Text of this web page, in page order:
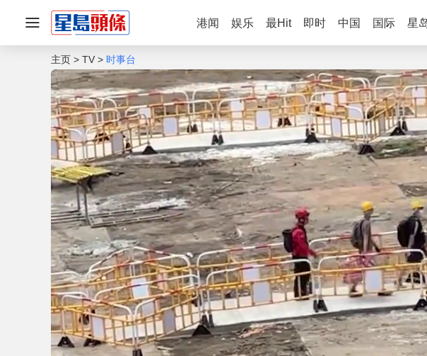
港闻 娱乐 最Hit 即时 中国 国际 星
主页 TV 时事台